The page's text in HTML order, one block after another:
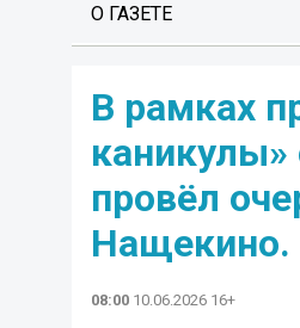
О ГАЗЕТЕ
В рамках
провёл
Нащекино.
08:00 10.06.2026 16+